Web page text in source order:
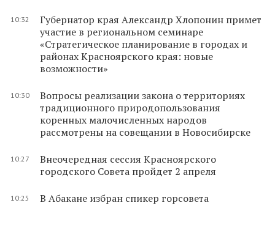
10:32
Губернатор края Александр Хлопонин примет
участие в региональном семинаре
«Стратегическое планирование в городах и
районах Красноярского края: новые
возможности»
10:30
Вопросы реализации закона о территориях
традиционного природопользования
коренных малочисленных народов
рассмотрены на совещании в Новосибирске
10:27
Внеочередная сессия Красноярского
городского Совета пройдет 2 апреля
10:25 В Абакане избран спикер горсовета